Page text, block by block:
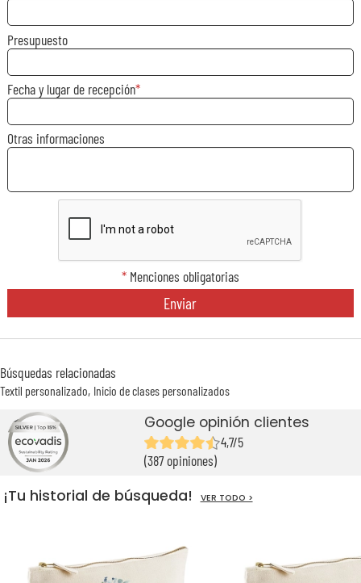
Presupuesto
Fecha y lugar de recepción
Otras informaciones
*Menciones obligatorias
Enviar
Búsquedas relacionadas
Textil personalizado Inicio de clases personalizados
Google opinión clientes
4,7/5
(387 opiniones)
¡Tu historial de búsqueda! VER TODO >